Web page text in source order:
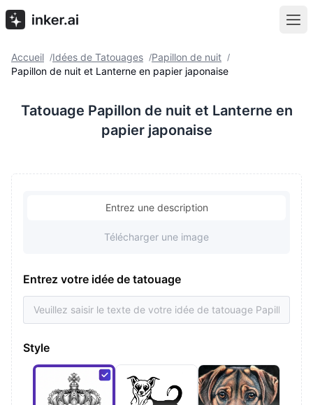
Accueil /Idées de Tatouages /Papillon de nuit /
Papillon de nuit et Lanterne en papier japonaise
Tatouage Papillon de nuit et Lanterne en
papier japonaise
Entrez une description
Télécharger une image
Entrez votre idée de tatouage
Style